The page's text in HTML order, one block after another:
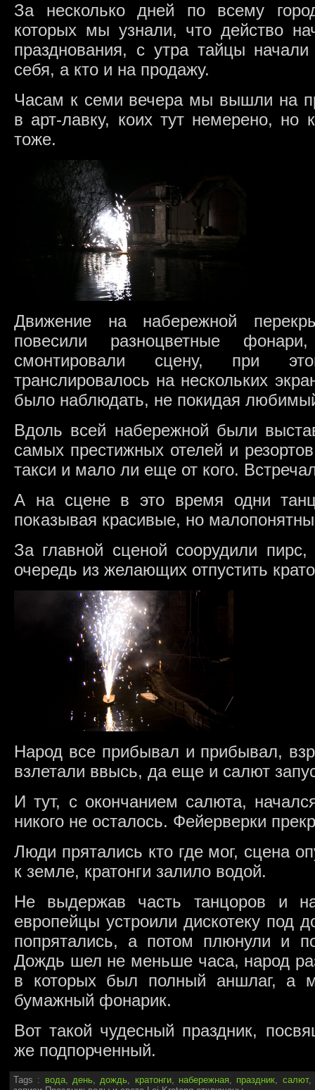
За несколько дней по всему
которых мы узнали, что действо
празднования, с утра тайцы
себя, а кто и на продажу.
Часам к семи вечера мы вышли на
в арт-лавку, коих тут немерено, но
тоже.
Движение на набережной
повесили разноцветные
смонтировали сцену, при
транслировалось на нескольких
было наблюдать, не покидая
Вдоль всей набережной были
самых престижных отелей и
такси и мало ли еще от кого.
А на сцене в это время одни
показывая красивые, но
За главной сценой соорудили
очередь из желающих отпустить
Народ все прибывал и прибывал,
взлетали ввысь, да еще и салют
И тут, с окончанием салюта,
никого не осталось. Фейерверки
Люди прятались кто где мог, сцена
к земле, кратонги залило водой.
Не выдержав часть танцоров и
европейцы устроили дискотеку
попрятались, а потом плюнули и
Дождь шел не меньше часа, народ
в которых был полный аншлаг, а
бумажный фонарик.
Вот такой чудесный праздник,
же подпорченный.
Tags : вода,день,дождь, кратонги, набережная, праздник, салют